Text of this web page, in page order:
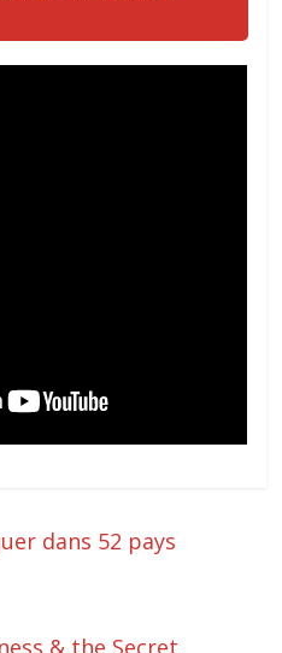
dans 52 pays
& the Secret